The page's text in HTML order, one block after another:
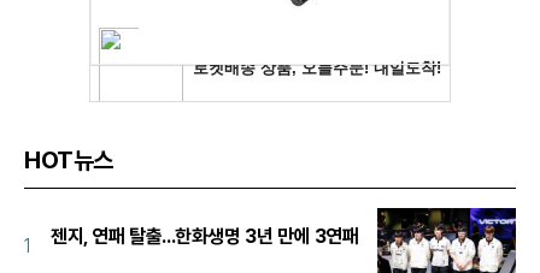
HOT뉴스
1 젠지, 연패 탈출...한화생명 3년 만에 3연패